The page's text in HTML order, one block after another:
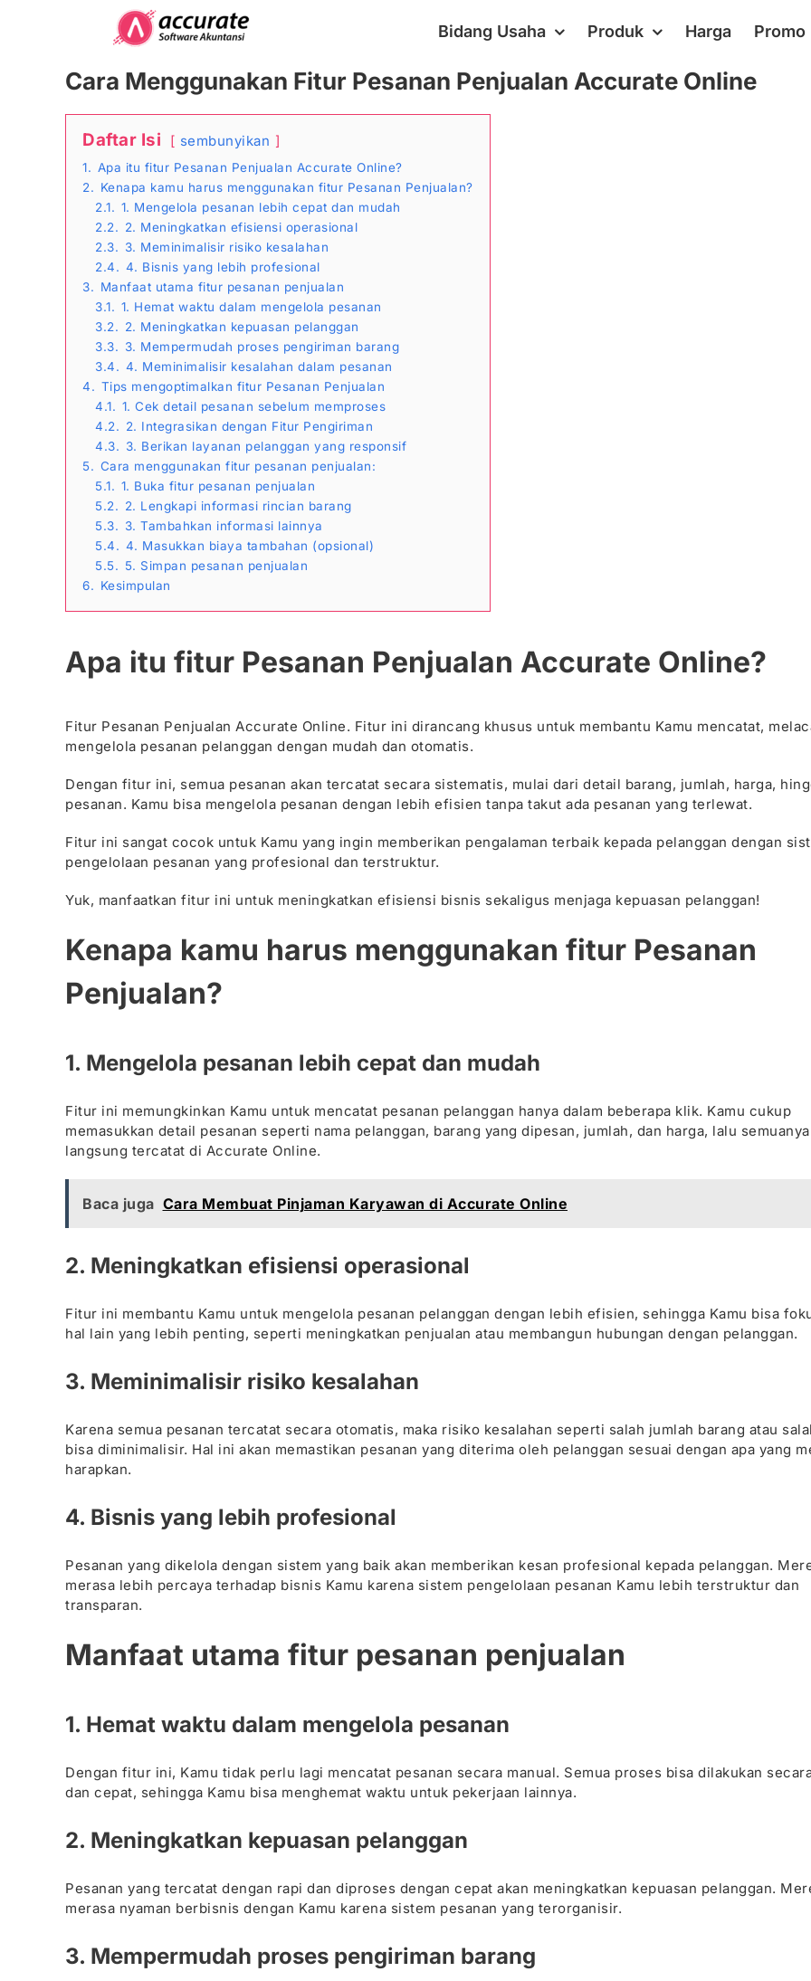
Bidang Usaha Produk Harga Promo
Cara Menggunakan Fitur Pesanan Penjualan Accurate Online
Daftar Isi sembunyikan
1. Apa itu fitur Pesanan Penjualan Accurate Online?
2. Kenapa kamu harus menggunakan fitur Pesanan Penjualan?
2.1. 1. Mengelola pesanan lebih cepat dan mudah
2.2. 2. Meningkatkan efisiensi operasional
2.3. 3. Meminimalisir risiko kesalahan
2.4. 4. Bisnis yang lebih profesional
3. Manfaat utama fitur pesanan penjualan
3.1. 1. Hemat waktu dalam mengelola pesanan
3.2. 2. Meningkatkan kepuasan pelanggan
3.3. 3. Mempermudah proses pengiriman barang
3.4. 4. Meminimalisir kesalahan dalam pesanan
4. Tips mengoptimalkan fitur Pesanan Penjualan
4.1. 1. Cek detail pesanan sebelum memproses
4.2. 2. Integrasikan dengan Fitur Pengiriman
4.3. 3. Berikan layanan pelanggan yang responsif
5. Cara menggunakan fitur pesanan penjualan:
5.1. 1. Buka fitur pesanan penjualan
5.2. 2. Lengkapi informasi rincian barang
5.3. 3. Tambahkan informasi lainnya
5.4. 4. Masukkan biaya tambahan (opsional)
5.5. 5. Simpan pesanan penjualan
6. Kesimpulan
Apa itu fitur Pesanan Penjualan Accurate Online?
Fitur Pesanan Penjualan Accurate Online. Fitur ini dirancang khusus untuk membantu Kamu mencatat,
mengelola pesanan pelanggan dengan mudah dan otomatis.
Dengan fitur ini, semua pesanan akan tercatat secara sistematis, mulai dari detail barang, jumlah, harga,
pesanan. Kamu bisa mengelola pesanan dengan lebih efisien tanpa takut ada pesanan yang terlewat.
Fitur ini sangat cocok untuk Kamu yang ingin memberikan pengalaman terbaik kepada pelanggan dengan
pengelolaan pesanan yang profesional dan terstruktur.
Yuk, manfaatkan fitur ini untuk meningkatkan efisiensi bisnis sekaligus menjaga kepuasan pelanggan!
Kenapa kamu harus menggunakan fitur Pesanan
Penjualan?
1. Mengelola pesanan lebih cepat dan mudah
Fitur ini memungkinkan Kamu untuk mencatat pesanan pelanggan hanya dalam beberapa klik. Kamu cukup
memasukkan detail pesanan seperti nama pelanggan, barang yang dipesan, jumlah, dan harga, lalu
langsung tercatat di Accurate Online.
Baca juga Cara Membuat Pinjaman Karyawan di Accurate Online
2. Meningkatkan efisiensi operasional
Fitur ini membantu Kamu untuk mengelola pesanan pelanggan dengan lebih efisien, sehingga Kamu bisa
hal lain yang lebih penting, seperti meningkatkan penjualan atau membangun hubungan dengan pelanggan.
3. Meminimalisir risiko kesalahan
Karena semua pesanan tercatat secara otomatis, maka risiko kesalahan seperti salah jumlah barang atau
bisa diminimalisir. Hal ini akan memastikan pesanan yang diterima oleh pelanggan sesuai dengan apa yang
harapkan.
4. Bisnis yang lebih profesional
Pesanan yang dikelola dengan sistem yang baik akan memberikan kesan profesional kepada pelanggan.
merasa lebih percaya terhadap bisnis Kamu karena sistem pengelolaan pesanan Kamu lebih terstruktur dan
transparan.
Manfaat utama fitur pesanan penjualan
1. Hemat waktu dalam mengelola pesanan
Dengan fitur ini, Kamu tidak perlu lagi mencatat pesanan secara manual. Semua proses bisa dilakukan
dan cepat, sehingga Kamu bisa menghemat waktu untuk pekerjaan lainnya.
2. Meningkatkan kepuasan pelanggan
Pesanan yang tercatat dengan rapi dan diproses dengan cepat akan meningkatkan kepuasan pelanggan.
merasa nyaman berbisnis dengan Kamu karena sistem pesanan yang terorganisir.
3. Mempermudah proses pengiriman barang